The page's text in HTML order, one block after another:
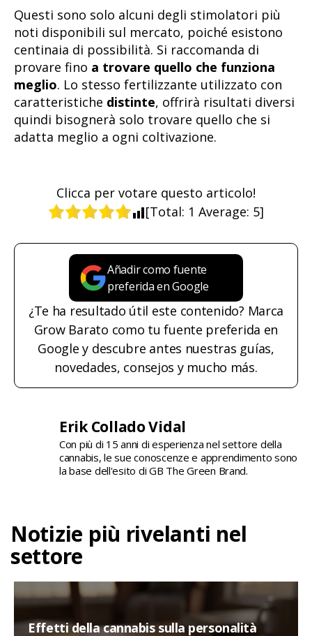
Questi sono solo alcuni degli stimolatori più
noti disponibili sul mercato, poiché esistono
centinaia di possibilità. Si raccomanda di
provare fino a trovare quello che funziona
meglio. Lo stesso fertilizzante utilizzato con
caratteristiche distinte, offrirà risultati diversi
quindi bisognerà solo trovare quello che si
adatta meglio a ogni coltivazione.
Clicca per votare questo articolo!
[Total: 1 Average: 5]
Añadir como fuente
preferida en Google
¿Te ha resultado útil este contenido? Marca
Grow Barato como tu fuente preferida en
Google y descubre antes nuestras guías,
novedades, consejos y mucho más.
Erik Collado Vidal
Con più di 15 anni di esperienza nel settore della
cannabis, le sue conoscenze e apprendimento sono
la base dell'esito di GB The Green Brand.
Notizie più rivelanti nel
settore
Effetti della cannabis sulla personalità